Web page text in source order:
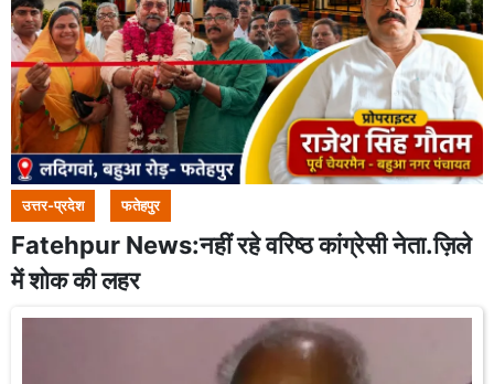
उत्तर-प्रदेश फतेहपुर
Fatehpur News:नहीं रहे वरिष्ठ कांग्रेसी नेता.ज़िले
में शोक की लहर